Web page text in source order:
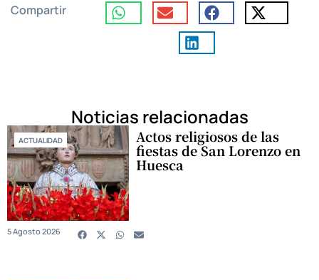
Compartir
Noticias relacionadas
ACTUALIDAD Actos religiosos de las
fiestas de San Lorenzo en
Huesca
5 Agosto 2026